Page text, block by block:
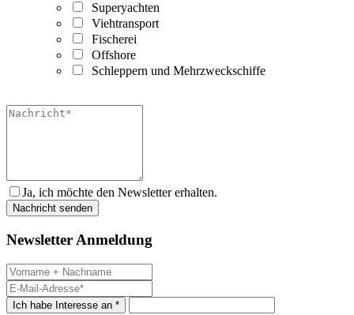
Superyachten
Viehtransport
Fischerei
Offshore
Schleppern und Mehrzweckschiffe
Ja, ich möchte den Newsletter erhalten.
Newsletter Anmeldung
Ich habe Interesse an *